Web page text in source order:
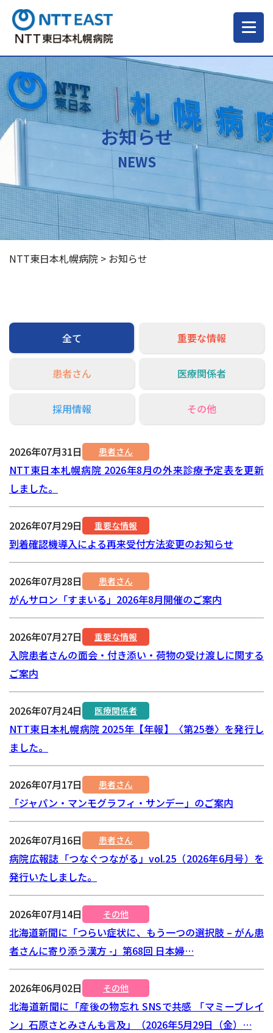
当院について
ご来院される方へ
診療科・部門
医療・介護関係の方
採用情報
お知らせ
NEWS
NTT東日本札幌病院 > お知らせ
全て 重要な情報
患者さん 医療関係者
採用情報 その他
2026年07月31日 患者さん
NTT東日本札幌病院 2026年8月の外来診療予定表を更新
しました。
2026年07月29日 重要な情報
到着確認機導入による再来受付方法変更のお知らせ
2026年07月28日 患者さん
がんサロン「すまいる」2026年8月開催のご案内
2026年07月27日 重要な情報
入院患者さんの面会・付き添い・荷物の受け渡しに関する
ご案内
2026年07月24日 医療関係者
NTT東日本札幌病院 2025年【年報】〈第25巻〉を発行し
ました。
2026年07月17日 患者さん
「ジャパン・マンモグラフィ・サンデー」のご案内
2026年07月16日 患者さん
病院広報誌「つなぐつながる」vol.25（2026年6月号）を
発行いたしました。
2026年07月14日 その他
北海道新聞に「つらい症状に、もう一つの選択肢 – がん患
者さんに寄り添う漢方 -」第68回 日本婦…
2026年06月02日 その他
北海道新聞に「産後の物忘れ SNSで共感 「マミーブレイ
ン」石原さとみさんも言及」（2026年5月29日（金）…